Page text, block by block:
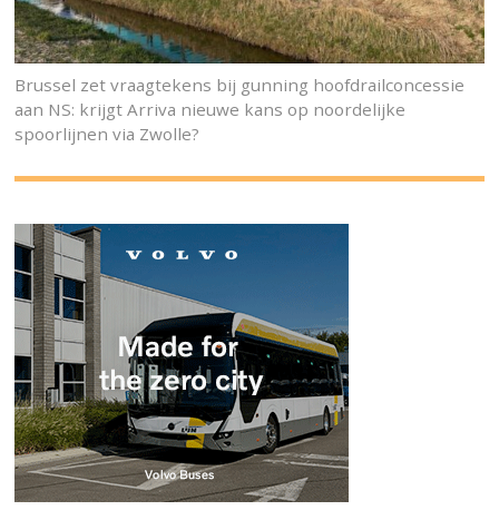
Brussel zet vraagtekens bij gunning hoofdrailconcessie
aan NS: krijgt Arriva nieuwe kans op noordelijke
spoorlijnen via Zwolle?